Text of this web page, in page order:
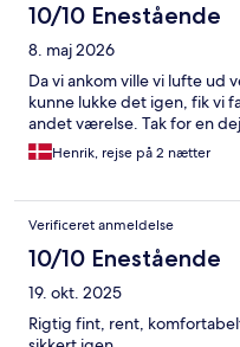
10/10 Enestående
8. maj 2026
Da vi ankom ville vi lufte ud
kunne lukke det igen, fik vi
andet værelse. Tak for en
Henrik, rejse på 2 nætter
Verificeret anmeldelse
10/10 Enestående
19. okt. 2025
Rigtig fint, rent,